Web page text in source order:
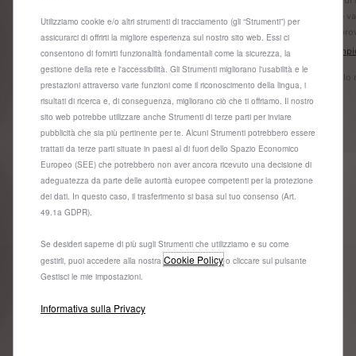
L'offerta è valida fino al 31/08/2026.
Salvo approvazione Stellantis Financial Services Italia S.p.A.
Vedi esempio rappresentativo e termini e condizioni
* il modello mostrato è la 208 Style Benzina 100cv.
Trova la tua auto
L'offerta è
Salvo
Vedi
* il modello
Domande e risposte
Per maggiori informazioni sul processo di ordinazione
Utilizziamo cookie e/o altri strumenti di tracciamento (gli “Strumenti”) per
assicurarci di offrirti la migliore esperienza sul nostro sito web. Essi ci
consentono di fornirti funzionalità fondamentali come la sicurezza, la
gestione della rete e l'accessibilità. Gli Strumenti migliorano l'usabilità e le
prestazioni attraverso varie funzioni come il riconoscimento della lingua, i
risultati di ricerca e, di conseguenza, migliorano ciò che ti offriamo. Il nostro
sito web potrebbe utilizzare anche Strumenti di terze parti per inviare
pubblicità che sia più pertinente per te. Alcuni Strumenti potrebbero essere
trattati da terze parti situate in paesi al di fuori dello Spazio Economico
Europeo (SEE) che potrebbero non aver ancora ricevuto una decisione di
adeguatezza da parte delle autorità europee competenti per la protezione
dei dati. In questo caso, il trasferimento si basa sul tuo consenso (Art.
49.1a GDPR).
Se desideri saperne di più sugli Strumenti che utilizziamo e su come
gestirli, puoi accedere alla nostraCookie Policyo cliccare sul pulsante
Gestisci le mie impostazioni.
Informativa sulla Privacy